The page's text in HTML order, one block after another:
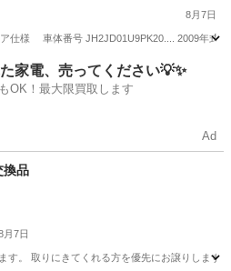
8月7日
仕様 車体番号 JH2JD01U9PK20.... 2009年
ホンダ
た家電、売ってください💡✨
OK！最大限買取します
Ad
換品
月7日
す。 取りにきてくれる方を優先にお譲りします。